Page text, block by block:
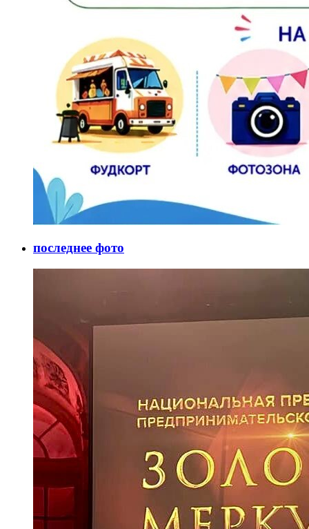
последнее фото